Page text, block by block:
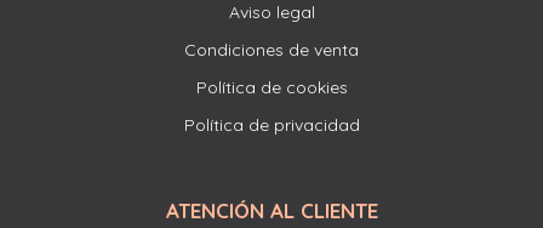
Aviso legal
Condiciones de venta
Política de cookies
Política de privacidad
ATENCIÓN AL CLIENTE